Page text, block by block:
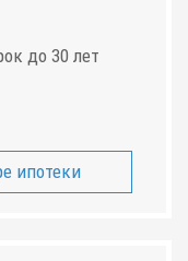
до 30 лет
ипотеки